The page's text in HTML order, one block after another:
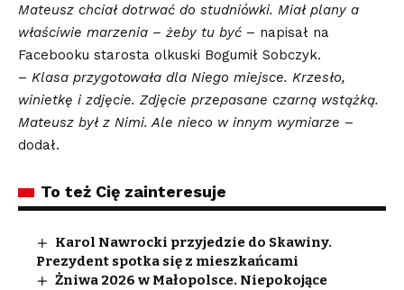
Mateusz chciał dotrwać do studniówki. Miał plany a
właściwie marzenia – żeby tu być – napisał na
Facebooku starosta olkuski Bogumił Sobczyk.
– Klasa przygotowała dla Niego miejsce. Krzesło,
winietkę i zdjęcie. Zdjęcie przepasane czarną wstążką.
Mateusz był z Nimi. Ale nieco w innym wymiarze –
dodał.
To też Cię zainteresuje
Karol Nawrocki przyjedzie do Skawiny.
Prezydent spotka się z mieszkańcami
Żniwa 2026 w Małopolsce. Niepokojące